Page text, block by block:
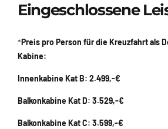
Eingeschlossene
*Preis pro Person für die Kreuzfahrt als
Kabine:
Innenkabine Kat B: 2.499,-€
Balkonkabine Kat D: 3.529,-€
Balkonkabine Kat C: 3.599,-€